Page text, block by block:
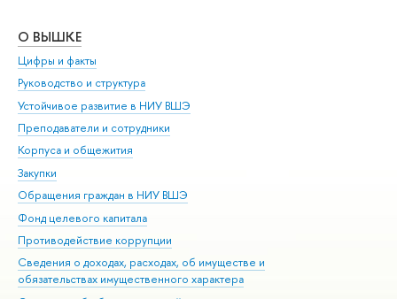
О ВЫШКЕ
Цифры и факты
Руководство и структура
Устойчивое развитие в НИУ ВШЭ
Преподаватели и сотрудники
Корпуса и общежития
Закупки
Обращения граждан в НИУ ВШЭ
Фонд целевого капитала
Противодействие коррупции
Сведения о доходах, расходах, об имуществе и
обязательствах имущественного характера